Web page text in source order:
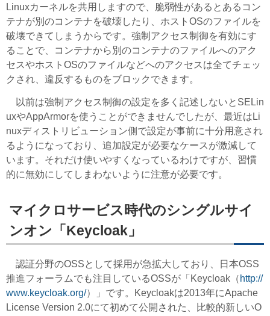
Linuxカーネルを共用しますので、脆弱性があるとあるコン
テナが別のコンテナを破壊したり、ホストOSのファイルを
破壊できてしまうからです。強制アクセス制御を有効にす
ることで、コンテナから別のコンテナのファイルへのアク
セスやホストOSのファイルなどへのアクセスは全てチェッ
クされ、違反するものをブロックできます。
以前は強制アクセス制御の設定を多く記述しないとSELin
uxやAppArmorを使うことができませんでしたが、最近はLi
nuxディストリビューション側で設定が事前に十分用意され
るようになっており、追加設定が必要なケースが激減して
います。それだけ使いやすくなっているわけですが、習慣
的に無効にしてしまわないように注意が必要です。
マイクロサービス時代のシングルサイ
ンオン「Keycloak」
認証分野のOSSとして採用が急拡大しており、日本OSS
推進フォーラムでも注目しているOSSが「Keycloak（ http://
www.keycloak.org/）」です。Keycloakは2013年にApache
License Version 2.0にて初めて公開された、比較的新しいO